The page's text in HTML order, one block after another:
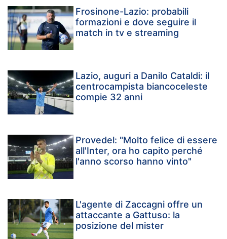
Frosinone-Lazio: probabili
formazioni e dove seguire il
match in tv e streaming
Lazio, auguri a Danilo Cataldi: il
centrocampista biancoceleste
compie 32 anni
Provedel: "Molto felice di essere
all'Inter, ora ho capito perché
l'anno scorso hanno vinto"
L'agente di Zaccagni offre un
attaccante a Gattuso: la
posizione del mister